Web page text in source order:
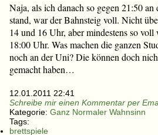
Naja, als ich danach so gegen 21:50
stand, war der Bahnsteig voll. Nicht
14 und 16 Uhr, aber mindestens so
18:00 Uhr. Was machen die ganzen
noch an der Uni? Die können doch
gemacht haben…
12.01.2011 22:41
Schreibe mir einen Kommentar per
Kategorie: Ganz Normaler Wahnsinn
Tags:
brettspiele